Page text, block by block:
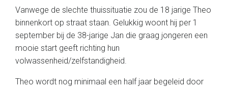
Vanwege de slechte thuissituatie zou de 18 jarige Theo
binnenkort op straat staan. Gelukkig woont hij per 1
september bij de 38-jarige Jan die graag jongeren een
mooie start geeft richting hun
volwassenheid/zelfstandigheid.
Theo wordt nog minimaal een half jaar begeleid door